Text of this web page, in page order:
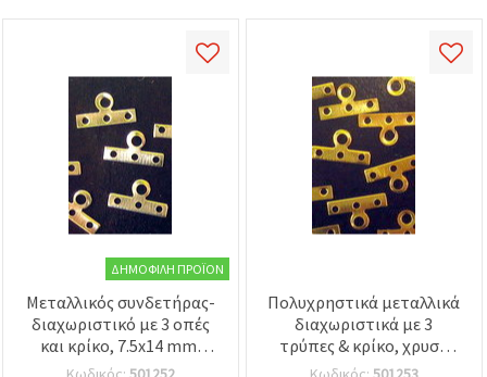
ΔΗΜΟΦΙΛΉ ΠΡΟΪΌΝ
Μεταλλικός συνδετήρας-
διαχωριστικό με 3 οπές
και κρίκο, 7.5x14 mm,
ασημί χρώμα – 50 τεμ.
Πολυχρηστικά μεταλλικά
διαχωριστικά με 3
τρύπες & κρίκο, χρυσό
χρώμα, 7.5x14 mm – 50